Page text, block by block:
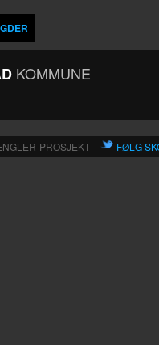
KOMMUNE
PROSJEKT FØLG